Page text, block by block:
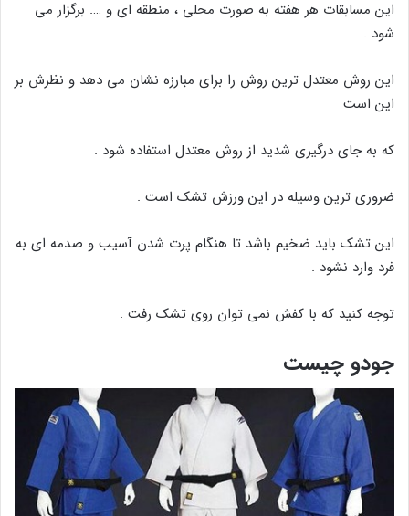
این مسابقات هر هفته به صورت محلی ، منطقه ای و …. برگزار می
شود .
این روش معتدل ترین روش را برای مبارزه نشان می دهد و نظرش بر
این است
که به جای درگیری شدید از روش معتدل استفاده شود .
ضروری ترین وسیله در این ورزش تشک است .
این تشک باید ضخیم باشد تا هنگام پرت شدن آسیب و صدمه ای به
فرد وارد نشود .
توجه کنید که با کفش نمی توان روی تشک رفت .
جودو چیست